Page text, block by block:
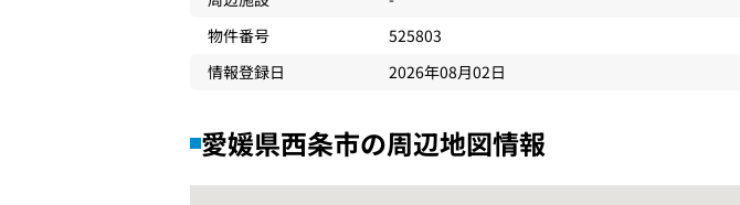
物件番号
525803
情報登録日
2026年08月02日
愛媛県西条市の周辺地図情報